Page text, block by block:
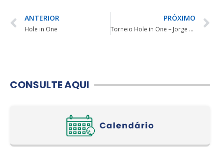
ANTERIOR
Hole in One
PRÓXIMO
Torneio Hole in One – Jorge Fukuda e Wagner Carreira
CONSULTE AQUI